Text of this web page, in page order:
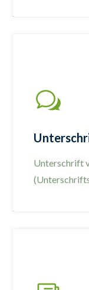
Unterschrift